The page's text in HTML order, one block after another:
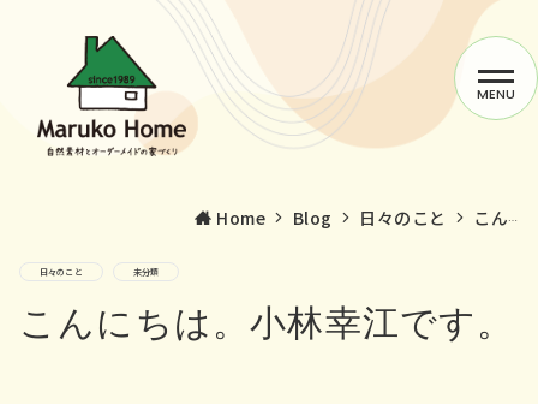
MENU
Home Blog 日々のこと こんにちは。小林幸江です。
日々のこと 未分類
こんにちは。小林幸江です。
マルコーホームの家づくり